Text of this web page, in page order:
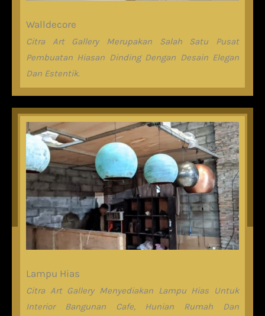
Walldecore
Citra Art Gallery Merupakan Salah Satu Pusat
Pembuatan Hiasan Dinding Dengan Desain Elegan
Dan Estentik.
Lampu Hias
Citra Art Gallery Menyediakan Lampu Hias Untuk
Interior Bangunan Cafe, Hunian Rumah Dan